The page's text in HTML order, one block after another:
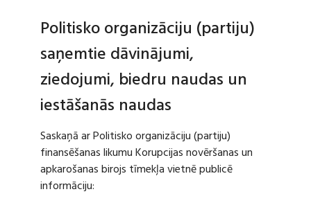
Politisko organizāciju (partiju)
saņemtie dāvinājumi,
ziedojumi, biedru naudas un
iestāšanās naudas
Saskaņā ar Politisko organizāciju (partiju)
finansēšanas likumu Korupcijas novēršanas un
apkarošanas birojs tīmekļa vietnē publicē
informāciju: